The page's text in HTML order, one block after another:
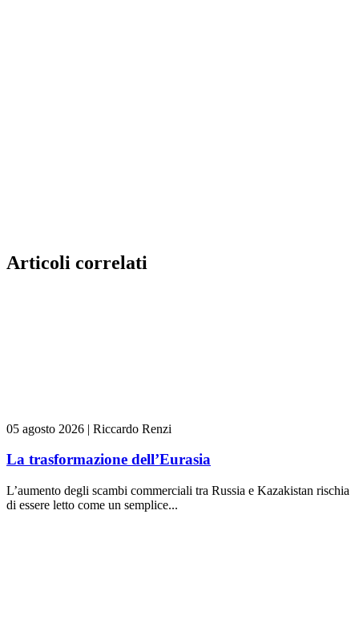
Articoli correlati
05 agosto 2026 | Riccardo Renzi
La trasformazione dell’Eurasia
L’aumento degli scambi commerciali tra Russia e Kazakistan rischia
di essere letto come un semplice...